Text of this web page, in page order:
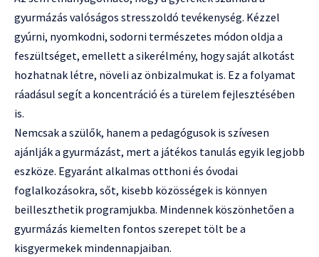
gyurmázás valóságos stresszoldó tevékenység. Kézzel
gyúrni, nyomkodni, sodorni természetes módon oldja a
feszültséget, emellett a sikerélmény, hogy saját alkotást
hozhatnak létre, növeli az önbizalmukat is. Ez a folyamat
ráadásul segít a koncentráció és a türelem fejlesztésében
is.
Nemcsak a szülők, hanem a pedagógusok is szívesen
ajánlják a gyurmázást, mert a játékos tanulás egyik legjobb
eszköze. Egyaránt alkalmas otthoni és óvodai
foglalkozásokra, sőt, kisebb közösségek is könnyen
beilleszthetik programjukba. Mindennek köszönhetően a
gyurmázás kiemelten fontos szerepet tölt be a
kisgyermekek mindennapjaiban.